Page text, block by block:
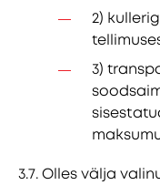
2)
3)
3.7. Olles välja